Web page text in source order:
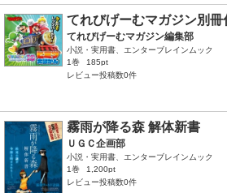
てれびげーむマガジン別冊
てれびげーむマガジン編集部
小説・実用書、エンターブレインムック
1巻
185pt
レビュー投稿数0件
霧雨が降る森 解体新書
ＵＧＣ企画部
小説・実用書、エンターブレインムック
1巻
1,200pt
レビュー投稿数0件